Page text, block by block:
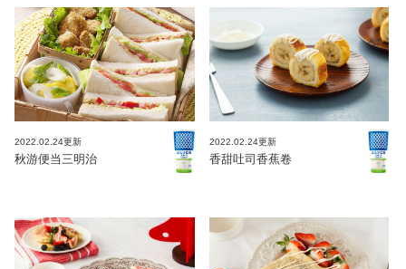
2022.02.24更新
秋游便当三明治
2022.02.24更新
香甜吐司香蕉卷